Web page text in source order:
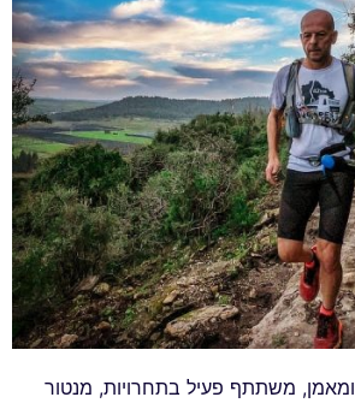
משתתף פעיל בתחרויות, מנטור